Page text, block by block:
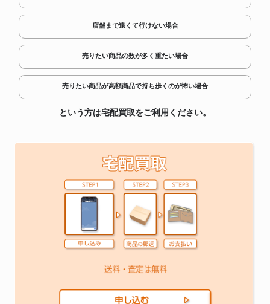
店舗まで遠くて行けない場合
売りたい商品の数が多く重たい場合
売りたい商品が高額商品で持ち歩くのが怖い場合
という方は宅配買取をご利用ください。